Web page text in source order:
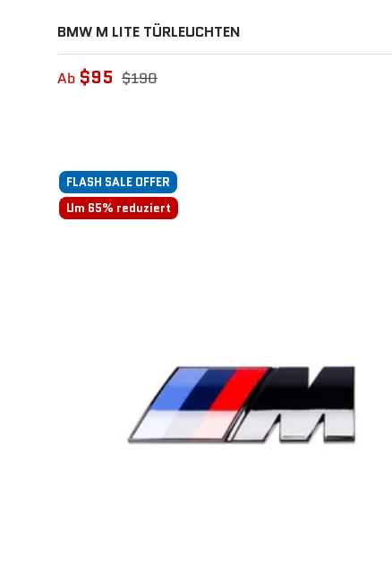
BMW M LITE TÜRLEUCHTEN
Ab $95 $190
FLASH SALE OFFER
Um 65% reduziert